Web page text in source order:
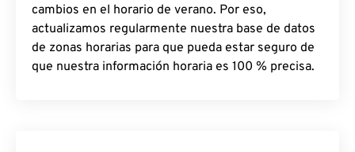
cambios en el horario de verano. Por eso,
actualizamos regularmente nuestra base de datos
de zonas horarias para que pueda estar seguro de
que nuestra información horaria es 100 % precisa.